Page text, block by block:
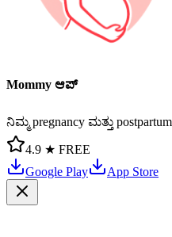
Mommy ಆಪ್
ನಿಮ್ಮ pregnancy ಮತ್ತು
4.9 ★ FREE
Google Play
App Store